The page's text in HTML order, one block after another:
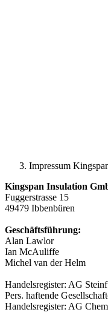
Impressum
Kingspan Insulation
Fuggerstrasse 15
49479 Ibbenbüren
Geschäftsführung:
Alan Lawlor
Ian McAuliffe
Michel van der Helm
Handelsregister: AG
Pers. haftende
Handelsregister: AG